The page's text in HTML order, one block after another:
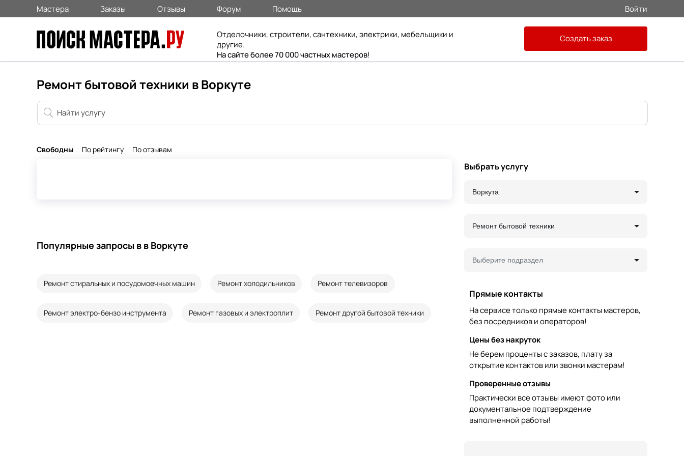
Мастера Заказы Отзывы Форум Помощь Войти
Отделочники, строители, сантехники, электрики, мебельщики и
другие.
На сайте более 70 000 частных мастеров!
Создать заказ
Ремонт бытовой техники в Воркуте
Свободны По рейтингу По отзывам
Популярные запросы в в Воркуте
Ремонт стиральных и посудомоечных машин Ремонт холодильников Ремонт телевизоров
Ремонт электро-бензо инструмента Ремонт газовых и электроплит Ремонт другой бытовой техники
Выбрать услугу
Воркута
Ремонт бытовой техники
Выберите подраздел
Прямые контакты
На сервисе только прямые контакты мастеров,
без посредников и операторов!
Цены без накруток
Не берем проценты с заказов, плату за
открытие контактов или звонки мастерам!
Проверенные отзывы
Практически все отзывы имеют фото или
документальное подтверждение
выполненной работы!